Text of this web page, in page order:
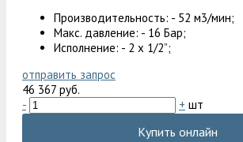
Производительность: - 52 м3/мин;
Макс. давление: - 16 Бар;
Исполнение: - 2 х 1/2”;
отправить запрос
46 367 руб.
-
+ шт
Купить онлайн